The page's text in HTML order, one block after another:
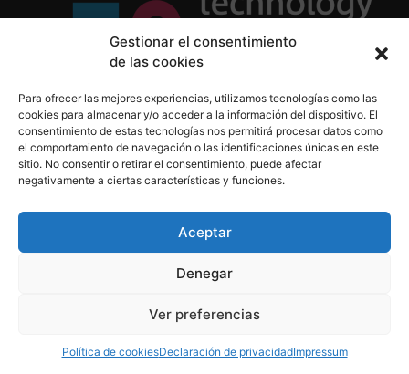
Gestionar el consentimiento
de las cookies
Para ofrecer las mejores experiencias, utilizamos tecnologías como las
cookies para almacenar y/o acceder a la información del dispositivo. El
consentimiento de estas tecnologías nos permitirá procesar datos como
el comportamiento de navegación o las identificaciones únicas en este
sitio. No consentir o retirar el consentimiento, puede afectar
negativamente a ciertas características y funciones.
Aceptar
Denegar
Ver preferencias
Política de cookiesDeclaración de privacidadImpressum
Política de Cookies
Aviso Legal
910 607 564
derechos reservados